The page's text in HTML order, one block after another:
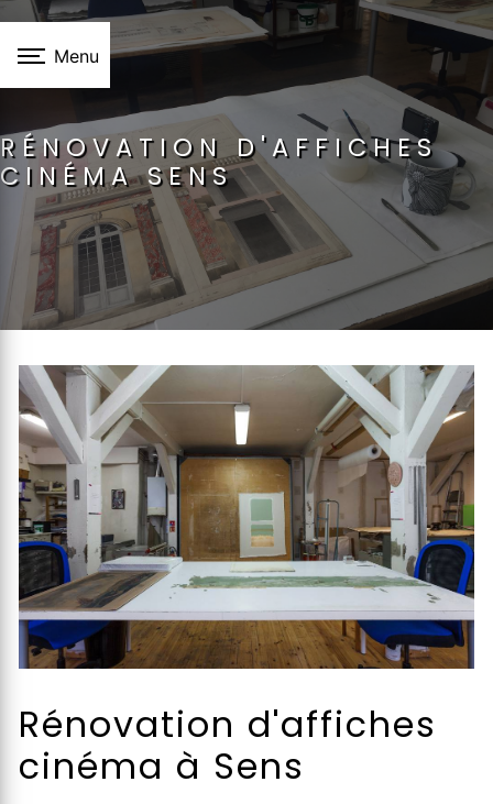
Menu
RÉNOVATION D'AFFICHES
CINÉMA SENS
Rénovation d'affiches
cinéma à Sens
Panneau de gestion des cookies